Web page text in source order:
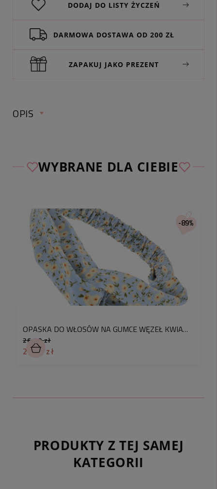
DODAJ DO LISTY ŻYCZEŃ
DARMOWA DOSTAWA OD 200 ZŁ
ZAPAKUJ JAKO PREZENT
OPIS
TURBAN ŻÓŁTA KWIATY
obwód bez rozciągania:
szerokość :
kolor przedmiotu:
materiał:
Wspaniały dodatek do włosów, który pokocha każda z
Nas! Ożywi każdą stylizację!
WYBRANE DLA CIEBIE
OPASKA DO WŁOSÓW NA GUMCE WĘZEŁ KWIATY BOHO KOLOR BŁĘKITNY
26,90 zł
2,90 zł
-89%
PRODUKTY Z TEJ SAMEJ
KATEGORII